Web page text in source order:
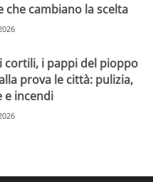
che cambiano la scelta
cortili, i pappi del pioppo
prova le città: pulizia,
e incendi